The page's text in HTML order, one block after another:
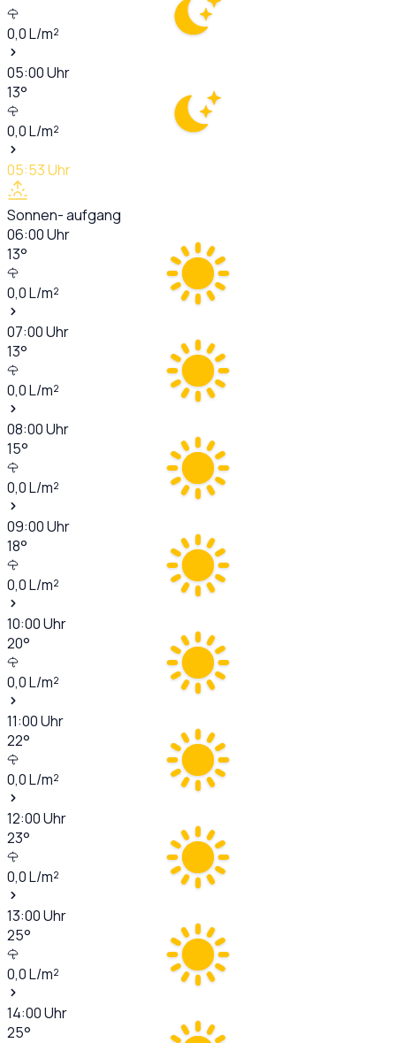
0,0L/m²
05:00Uhr
13°
0,0L/m²
05:53Uhr
Sonnen- aufgang
06:00Uhr
13°
0,0L/m²
07:00Uhr
13°
0,0L/m²
08:00Uhr
15°
0,0L/m²
09:00Uhr
18°
0,0L/m²
10:00Uhr
20°
0,0L/m²
11:00Uhr
22°
0,0L/m²
12:00Uhr
23°
0,0L/m²
13:00Uhr
25°
0,0L/m²
14:00Uhr
25°